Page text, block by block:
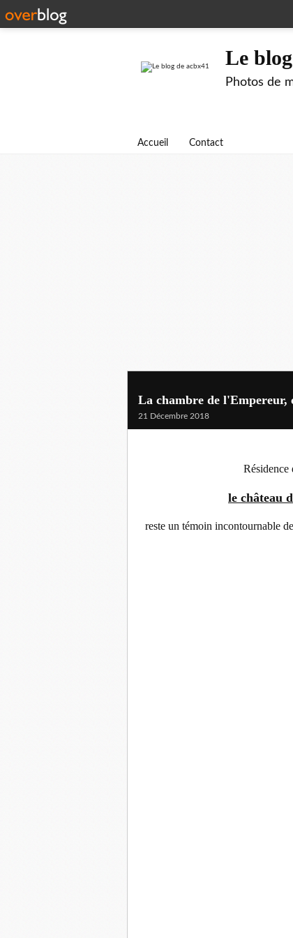
Le
Photos de
Accueil Contact
La chambre de l'Empereur,
21 Décembre 2018
Résidence
le château
reste un témoin incontournable